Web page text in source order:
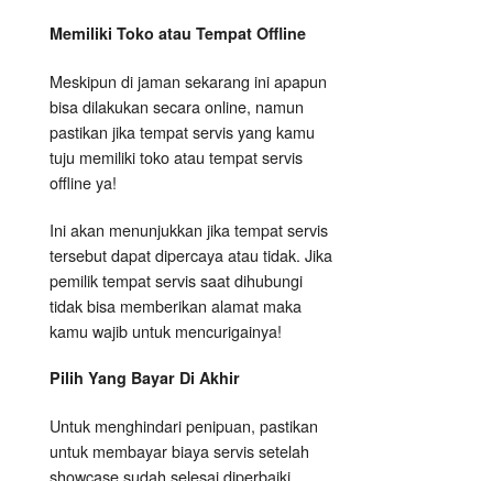
Memiliki Toko atau Tempat Offline
Meskipun di jaman sekarang ini apapun
bisa dilakukan secara online, namun
pastikan jika tempat servis yang kamu
tuju memiliki toko atau tempat servis
offline ya!
Ini akan menunjukkan jika tempat servis
tersebut dapat dipercaya atau tidak. Jika
pemilik tempat servis saat dihubungi
tidak bisa memberikan alamat maka
kamu wajib untuk mencurigainya!
Pilih Yang Bayar Di Akhir
Untuk menghindari penipuan, pastikan
untuk membayar biaya servis setelah
showcase sudah selesai diperbaiki.